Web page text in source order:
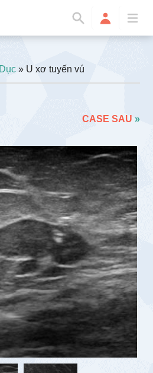
» U xơ tuyến vú
CASE SAU »